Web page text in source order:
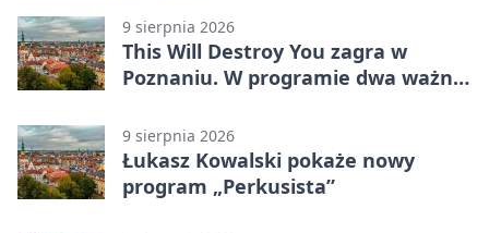
9 sierpnia 2026
This Will Destroy You zagra w
Poznaniu. W programie dwa ważne
9 sierpnia 2026
Łukasz Kowalski pokaże nowy
program „Perkusista”